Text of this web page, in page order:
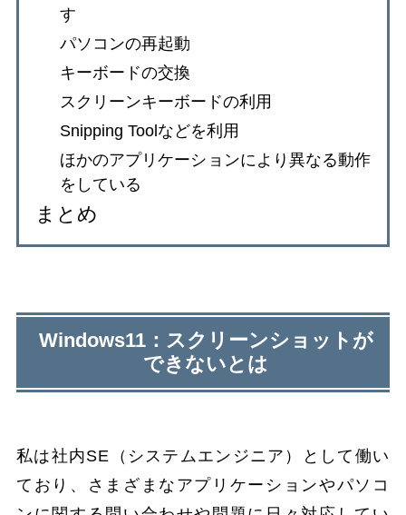
す
パソコンの再起動
キーボードの交換
スクリーンキーボードの利用
Snipping Toolなどを利用
ほかのアプリケーションにより異なる動作
をしている
まとめ
Windows11：スクリーンショットが
できないとは
私は社内SE（システムエンジニア）として働い
ており、さまざまなアプリケーションやパソコ